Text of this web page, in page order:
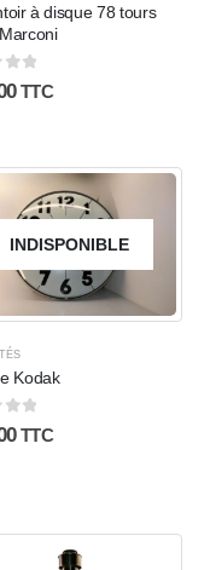
à disque 78 tours
TTC
INDISPONIBLE
Kodak
TTC